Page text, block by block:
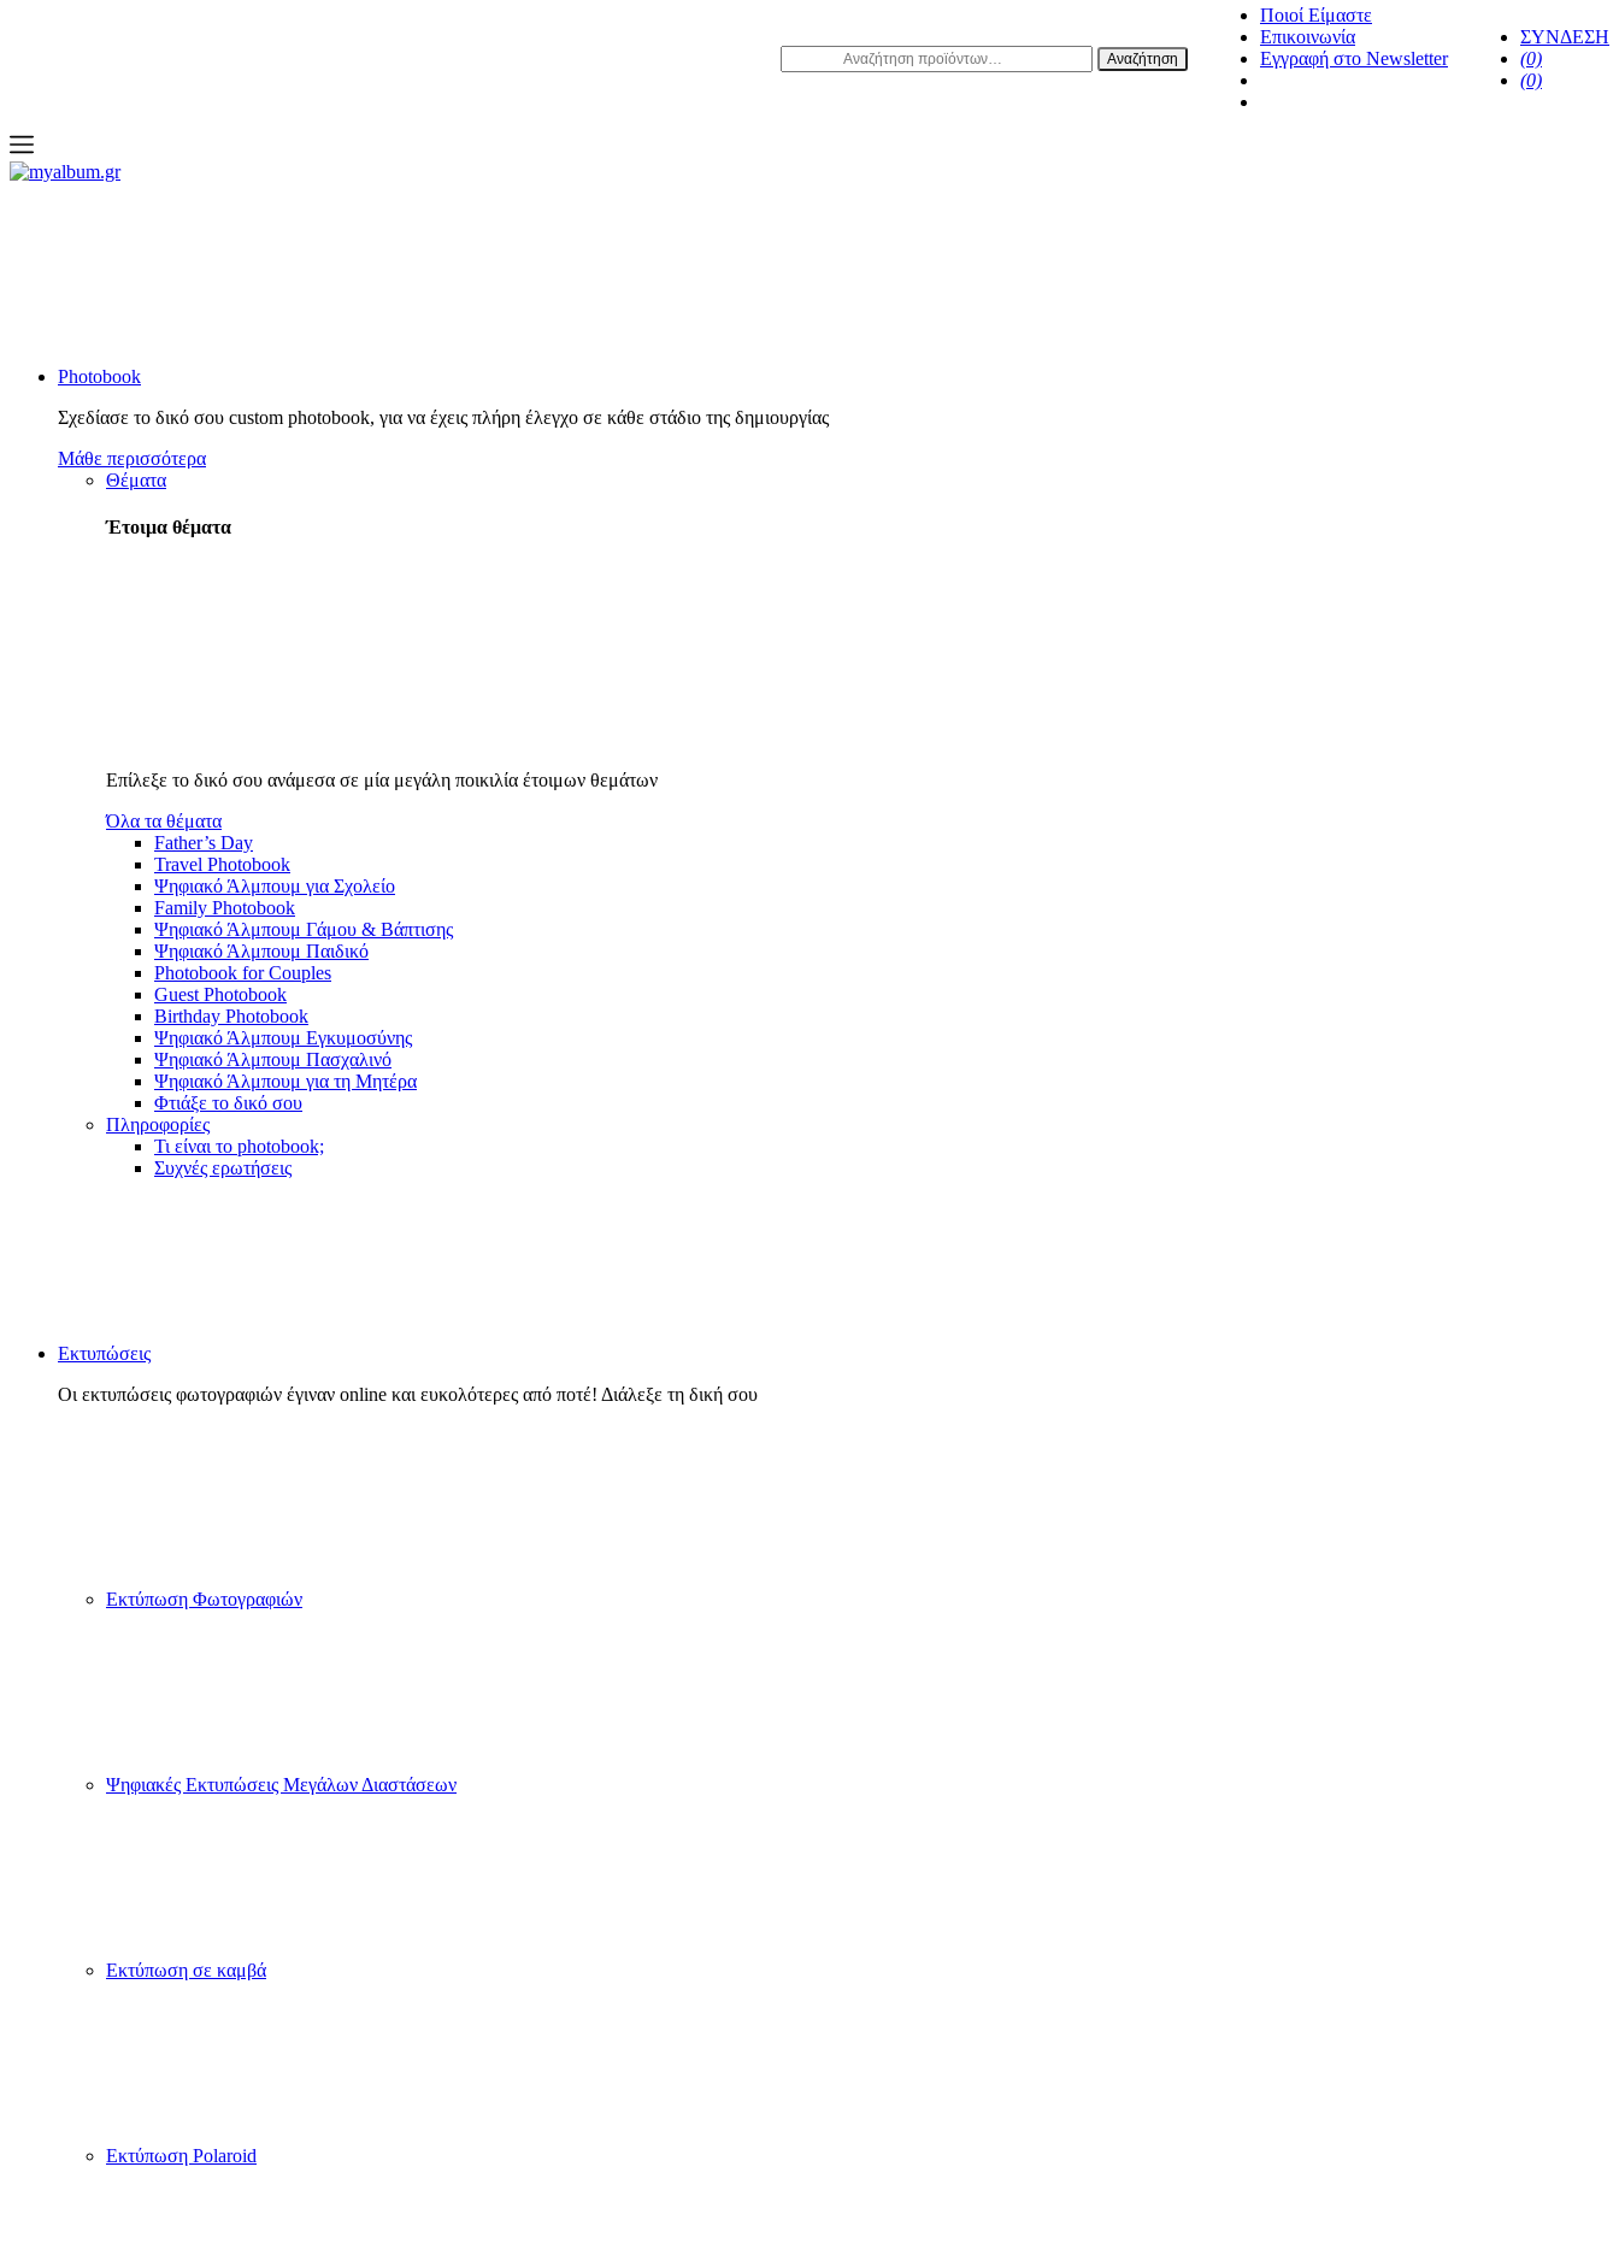
Αναζήτηση
για:
Αναζήτηση
Ποιοί Είμαστε
Επικοινωνία
Εγγραφή στο Newsletter
ΣΥΝΔΕΣΗ
(0)
(0)
open
Photobook
Σχεδίασε το δικό σου custom photobook, για να έχεις πλήρη έλεγχο σε κάθε στάδιο της δημιουργίας
Μάθε περισσότερα
Θέματα
Έτοιμα θέματα
Επίλεξε το δικό σου ανάμεσα σε μία μεγάλη ποικιλία έτοιμων θεμάτων
Όλα τα θέματα
Father’s Day
Travel Photobook
Ψηφιακό Άλμπουμ για Σχολείο
Family Photobook
Ψηφιακό Άλμπουμ Γάμου & Βάπτισης
Ψηφιακό Άλμπουμ Παιδικό
Photobook for Couples
Guest Photobook
Birthday Photobook
Ψηφιακό Άλμπουμ Εγκυμοσύνης
Ψηφιακό Άλμπουμ Πασχαλινό
Ψηφιακό Άλμπουμ για τη Μητέρα
Φτιάξε το δικό σου
Πληροφορίες
Τι είναι το photobook;
Συχνές ερωτήσεις
Εκτυπώσεις
Οι εκτυπώσεις φωτογραφιών έγιναν online και ευκολότερες από ποτέ! Διάλεξε τη δική σου
Εκτύπωση Φωτογραφιών
Ψηφιακές Εκτυπώσεις Μεγάλων Διαστάσεων
Εκτύπωση σε καμβά
Εκτύπωση Polaroid